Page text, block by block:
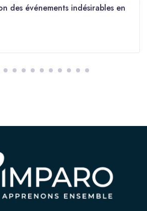
des événements indésirables en